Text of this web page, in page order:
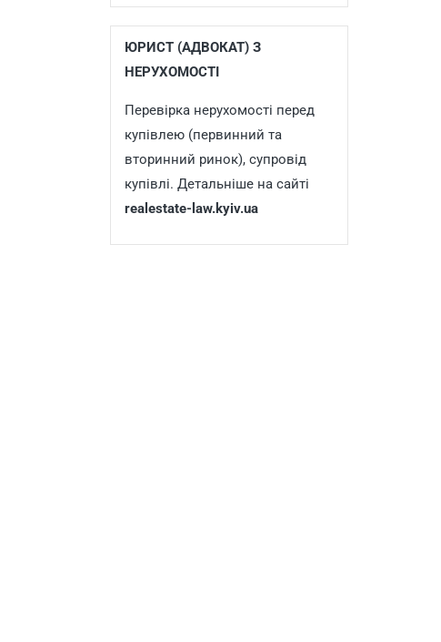
ЮРИСТ (АДВОКАТ) З
НЕРУХОМОСТІ
Перевірка нерухомості перед
купівлею (первинний та
вторинний ринок), супровід
купівлі. Детальніше на сайті
realestate-law.kyiv.ua